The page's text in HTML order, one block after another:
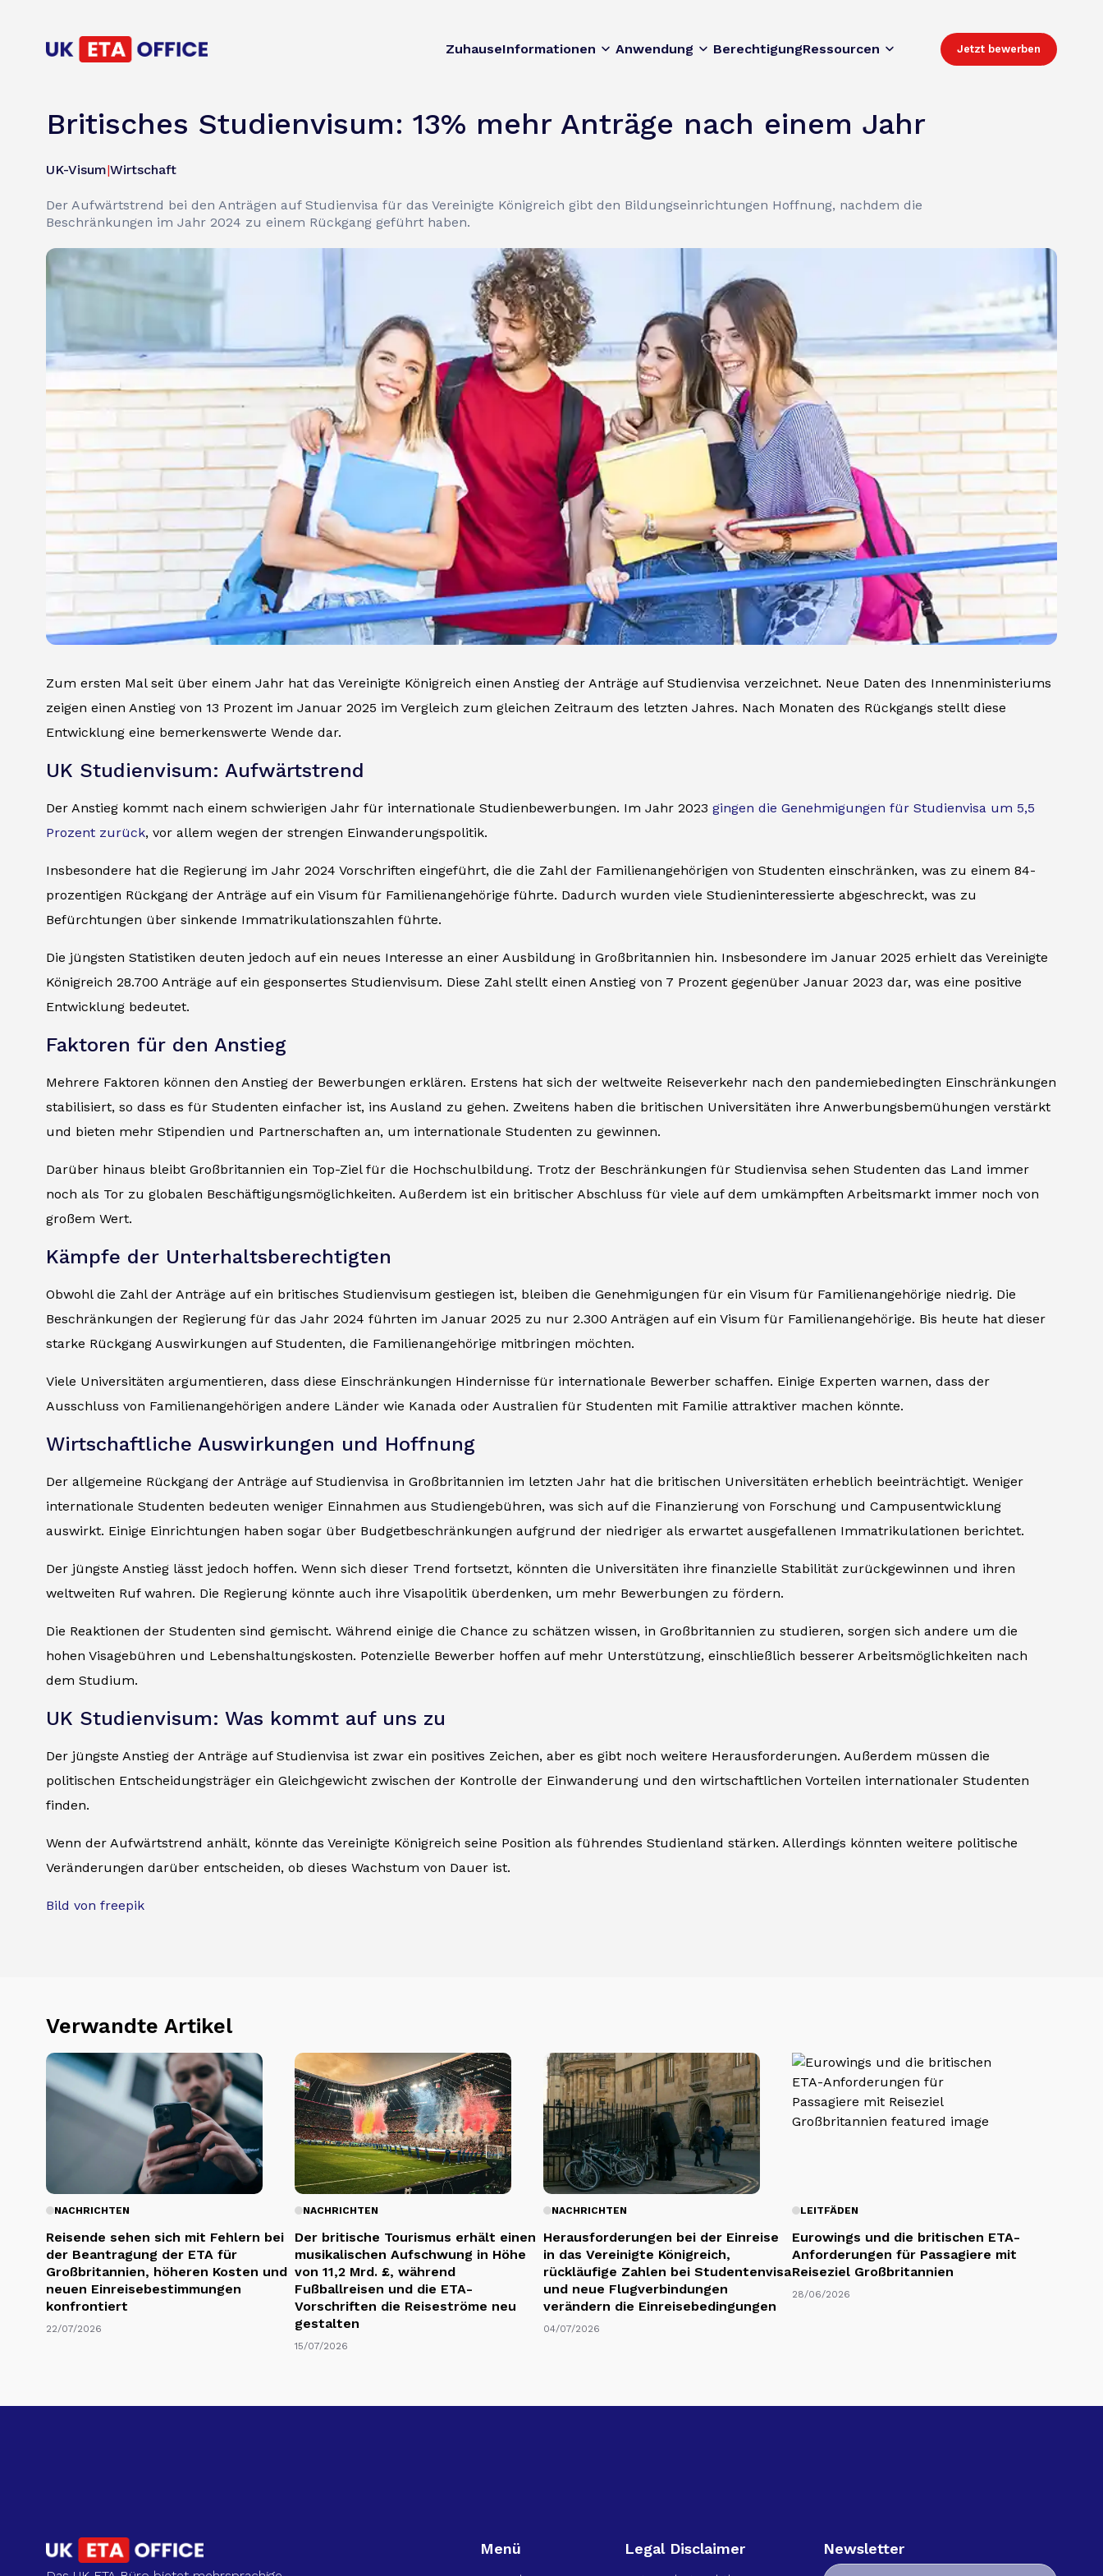
ZuhauseInformationen Anwendung BerechtigungRessourcen Jetzt bewerben
Britisches Studienvisum: 13% mehr Anträge nach einem Jahr
UK-Visum|Wirtschaft
Der Aufwärtstrend bei den Anträgen auf Studienvisa für das Vereinigte Königreich gibt den Bildungseinrichtungen Hoffnung, nachdem die
Beschränkungen im Jahr 2024 zu einem Rückgang geführt haben.
Zum ersten Mal seit über einem Jahr hat das Vereinigte Königreich einen Anstieg der Anträge auf Studienvisa verzeichnet. Neue Daten des Innenministeriums
zeigen einen Anstieg von 13 Prozent im Januar 2025 im Vergleich zum gleichen Zeitraum des letzten Jahres. Nach Monaten des Rückgangs stellt diese
Entwicklung eine bemerkenswerte Wende dar.
UK Studienvisum: Aufwärtstrend
Der Anstieg kommt nach einem schwierigen Jahr für internationale Studienbewerbungen. Im Jahr 2023 gingen die Genehmigungen für Studienvisa um 5,5
Prozent zurück, vor allem wegen der strengen Einwanderungspolitik.
Insbesondere hat die Regierung im Jahr 2024 Vorschriften eingeführt, die die Zahl der Familienangehörigen von Studenten einschränken, was zu einem 84-
prozentigen Rückgang der Anträge auf ein Visum für Familienangehörige führte. Dadurch wurden viele Studieninteressierte abgeschreckt, was zu
Befürchtungen über sinkende Immatrikulationszahlen führte.
Die jüngsten Statistiken deuten jedoch auf ein neues Interesse an einer Ausbildung in Großbritannien hin. Insbesondere im Januar 2025 erhielt das Vereinigte
Königreich 28.700 Anträge auf ein gesponsertes Studienvisum. Diese Zahl stellt einen Anstieg von 7 Prozent gegenüber Januar 2023 dar, was eine positive
Entwicklung bedeutet.
Faktoren für den Anstieg
Mehrere Faktoren können den Anstieg der Bewerbungen erklären. Erstens hat sich der weltweite Reiseverkehr nach den pandemiebedingten Einschränkungen
stabilisiert, so dass es für Studenten einfacher ist, ins Ausland zu gehen. Zweitens haben die britischen Universitäten ihre Anwerbungsbemühungen verstärkt
und bieten mehr Stipendien und Partnerschaften an, um internationale Studenten zu gewinnen.
Darüber hinaus bleibt Großbritannien ein Top-Ziel für die Hochschulbildung. Trotz der Beschränkungen für Studienvisa sehen Studenten das Land immer
noch als Tor zu globalen Beschäftigungsmöglichkeiten. Außerdem ist ein britischer Abschluss für viele auf dem umkämpften Arbeitsmarkt immer noch von
großem Wert.
Kämpfe der Unterhaltsberechtigten
Obwohl die Zahl der Anträge auf ein britisches Studienvisum gestiegen ist, bleiben die Genehmigungen für ein Visum für Familienangehörige niedrig. Die
Beschränkungen der Regierung für das Jahr 2024 führten im Januar 2025 zu nur 2.300 Anträgen auf ein Visum für Familienangehörige. Bis heute hat dieser
starke Rückgang Auswirkungen auf Studenten, die Familienangehörige mitbringen möchten.
Viele Universitäten argumentieren, dass diese Einschränkungen Hindernisse für internationale Bewerber schaffen. Einige Experten warnen, dass der
Ausschluss von Familienangehörigen andere Länder wie Kanada oder Australien für Studenten mit Familie attraktiver machen könnte.
Wirtschaftliche Auswirkungen und Hoffnung
Der allgemeine Rückgang der Anträge auf Studienvisa in Großbritannien im letzten Jahr hat die britischen Universitäten erheblich beeinträchtigt. Weniger
internationale Studenten bedeuten weniger Einnahmen aus Studiengebühren, was sich auf die Finanzierung von Forschung und Campusentwicklung
auswirkt. Einige Einrichtungen haben sogar über Budgetbeschränkungen aufgrund der niedriger als erwartet ausgefallenen Immatrikulationen berichtet.
Der jüngste Anstieg lässt jedoch hoffen. Wenn sich dieser Trend fortsetzt, könnten die Universitäten ihre finanzielle Stabilität zurückgewinnen und ihren
weltweiten Ruf wahren. Die Regierung könnte auch ihre Visapolitik überdenken, um mehr Bewerbungen zu fördern.
Die Reaktionen der Studenten sind gemischt. Während einige die Chance zu schätzen wissen, in Großbritannien zu studieren, sorgen sich andere um die
hohen Visagebühren und Lebenshaltungskosten. Potenzielle Bewerber hoffen auf mehr Unterstützung, einschließlich besserer Arbeitsmöglichkeiten nach
dem Studium.
UK Studienvisum: Was kommt auf uns zu
Der jüngste Anstieg der Anträge auf Studienvisa ist zwar ein positives Zeichen, aber es gibt noch weitere Herausforderungen. Außerdem müssen die
politischen Entscheidungsträger ein Gleichgewicht zwischen der Kontrolle der Einwanderung und den wirtschaftlichen Vorteilen internationaler Studenten
finden.
Wenn der Aufwärtstrend anhält, könnte das Vereinigte Königreich seine Position als führendes Studienland stärken. Allerdings könnten weitere politische
Veränderungen darüber entscheiden, ob dieses Wachstum von Dauer ist.
Bild von freepik
Verwandte Artikel
NACHRICHTEN
Reisende sehen sich mit Fehlern bei
der Beantragung der ETA für
Großbritannien, höheren Kosten und
neuen Einreisebestimmungen
konfrontiert
22/07/2026
NACHRICHTEN
Der britische Tourismus erhält einen
musikalischen Aufschwung in Höhe
von 11,2 Mrd. £, während
Fußballreisen und die ETA-
Vorschriften die Reiseströme neu
gestalten
15/07/2026
NACHRICHTEN
Herausforderungen bei der Einreise
in das Vereinigte Königreich,
rückläufige Zahlen bei Studentenvisa
und neue Flugverbindungen
verändern die Einreisebedingungen
04/07/2026
LEITFÄDEN
Eurowings und die britischen ETA-
Anforderungen für Passagiere mit
Reiseziel Großbritannien
28/06/2026
Menü Legal Disclaimer Newsletter